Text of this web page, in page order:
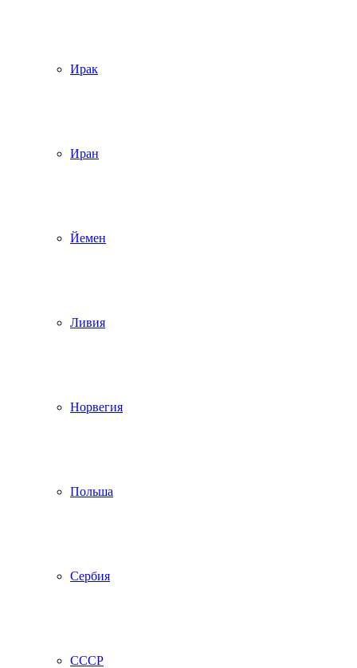
Ирак
Иран
Йемен
Ливия
Норвегия
Польша
Сербия
СССР